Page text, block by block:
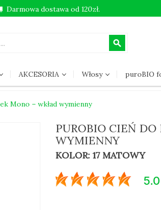
search
AKCESORIA Włosy puroBIO
Darmowa dostawa od 120zł.
Mono – wkład wymienny
PUROBIO CIEŃ
WYMIENNY
KOLOR: 17 MATOWY
5.0